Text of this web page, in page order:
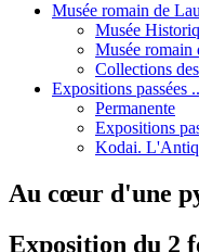
Musée romain de
Musée
Musée romain
Collections
Expositions passées
Permanente
Expositions
Kodai.
Au cœur d'une
Exposition du 2